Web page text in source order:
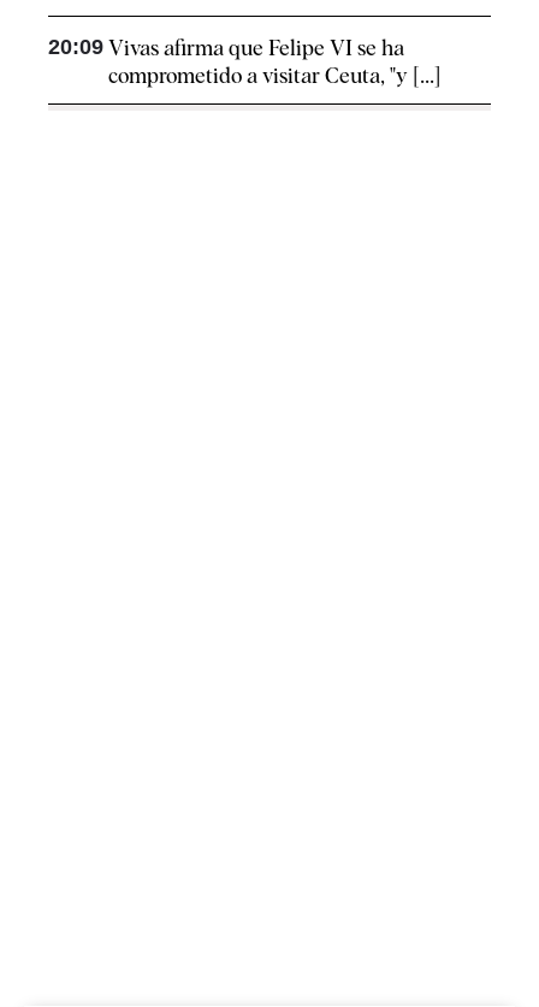
20:09 Vivas afirma que Felipe VI se ha
comprometido a visitar Ceuta, "y [...]